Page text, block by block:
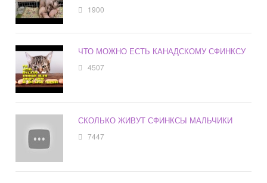
1900
ЧТО МОЖНО ЕСТЬ КАНАДСКОМУ СФИНКСУ
4507
СКОЛЬКО ЖИВУТ СФИНКСЫ МАЛЬЧИКИ
7447